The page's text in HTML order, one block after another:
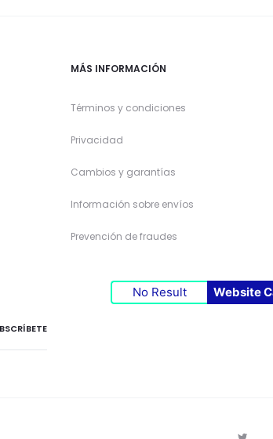
MÁS INFORMACIÓN
Términos y condiciones
Privacidad
Cambios y garantías
Información sobre envíos
Prevención de fraudes
No Result Website